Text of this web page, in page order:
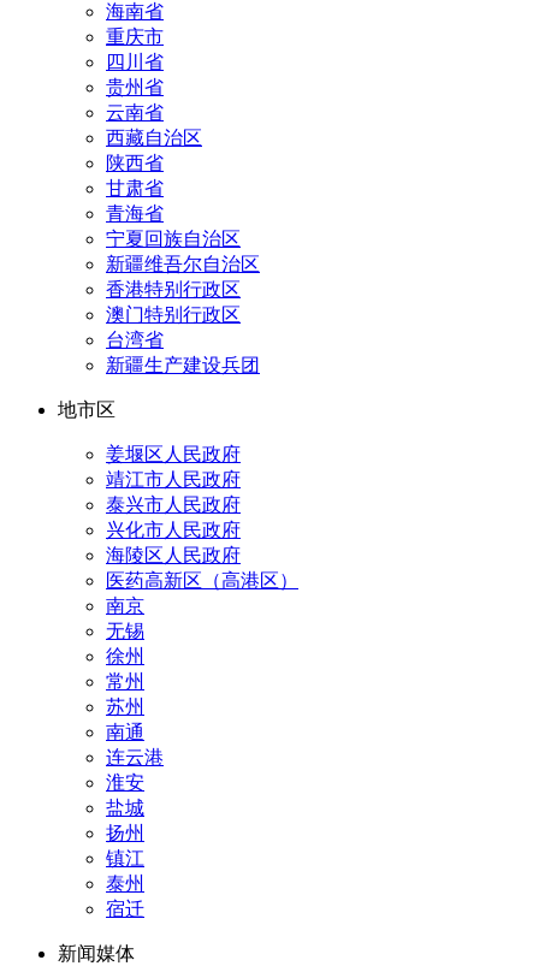
海南省
重庆市
四川省
贵州省
云南省
西藏自治区
陕西省
甘肃省
青海省
宁夏回族自治区
新疆维吾尔自治区
香港特别行政区
澳门特别行政区
台湾省
新疆生产建设兵团
地市区
姜堰区人民政府
靖江市人民政府
泰兴市人民政府
兴化市人民政府
海陵区人民政府
医药高新区（高港区）
南京
无锡
徐州
常州
苏州
南通
连云港
淮安
盐城
扬州
镇江
泰州
宿迁
新闻媒体